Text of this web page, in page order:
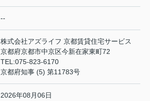
--
株式会社アズライフ 京都賃貸住宅サービス
京都府京都市中京区今新在家東町72
TEL:075-823-6170
京都府知事 (5) 第11783号
2026年08月06日